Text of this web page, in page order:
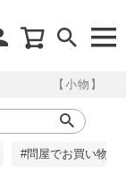
【小物】
#問屋でお買い物